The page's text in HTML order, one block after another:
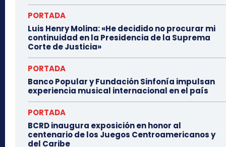
PORTADA
Luis Henry Molina: «He decidido no procurar mi
continuidad en la Presidencia de la Suprema
Corte de Justicia»
PORTADA
Banco Popular y Fundación Sinfonía impulsan
experiencia musical internacional en el país
PORTADA
BCRD inaugura exposición en honor al
centenario de los Juegos Centroamericanos y
del Caribe